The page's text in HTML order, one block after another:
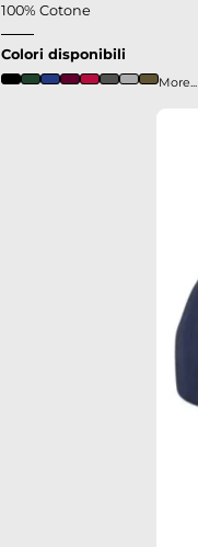
100% Cotone
Colori disponibili
More...